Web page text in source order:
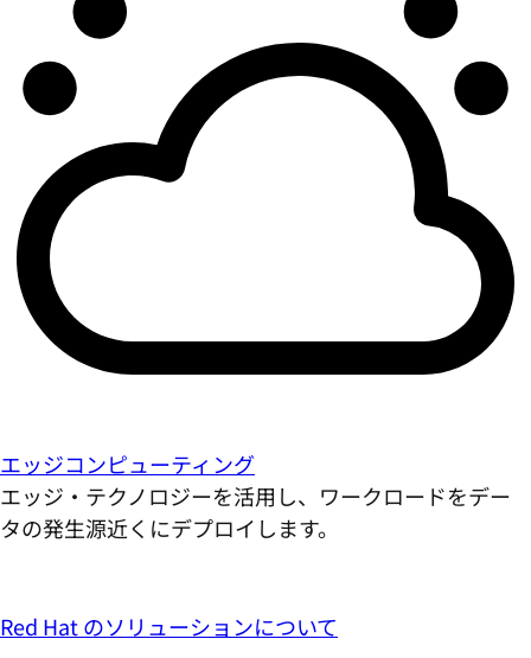
エッジコンピューティング
エッジ・テクノロジーを活用し、ワークロードをデー
タの発生源近くにデプロイします。
Red Hat のソリューションについて